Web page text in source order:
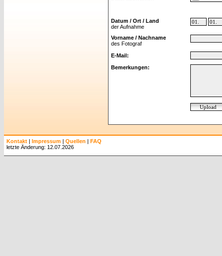
Datum / Ort / Land
der Aufnahme
Vorname / Nachname
des Fotograf
E-Mail:
Bemerkungen:
Kontakt | Impressum | Quellen | FAQ
letzte Änderung: 12.07.2026